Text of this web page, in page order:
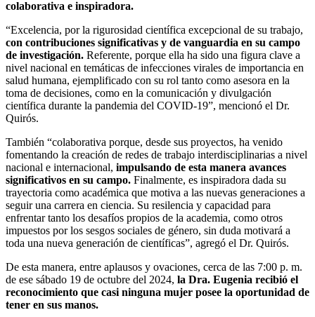
colaborativa e inspiradora.
“Excelencia, por la rigurosidad científica excepcional de su trabajo,
con contribuciones significativas y de vanguardia en su campo
de investigación. Referente, porque ella ha sido una figura clave a
nivel nacional en temáticas de infecciones virales de importancia en
salud humana, ejemplificado con su rol tanto como asesora en la
toma de decisiones, como en la comunicación y divulgación
científica durante la pandemia del COVID-19”, mencionó el Dr.
Quirós.
También “colaborativa porque, desde sus proyectos, ha venido
fomentando la creación de redes de trabajo interdisciplinarias a nivel
nacional e internacional, impulsando de esta manera avances
significativos en su campo. Finalmente, es inspiradora dada su
trayectoria como académica que motiva a las nuevas generaciones a
seguir una carrera en ciencia. Su resilencia y capacidad para
enfrentar tanto los desafíos propios de la academia, como otros
impuestos por los sesgos sociales de género, sin duda motivará a
toda una nueva generación de científicas”, agregó el Dr. Quirós.
De esta manera, entre aplausos y ovaciones, cerca de las 7:00 p. m.
de ese sábado 19 de octubre del 2024, la Dra. Eugenia recibió el
reconocimiento que casi ninguna mujer posee la oportunidad de
tener en sus manos.